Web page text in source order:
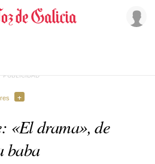
«El drama», de
baba